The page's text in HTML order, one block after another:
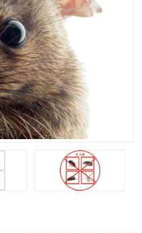
昆明驱蛇公司